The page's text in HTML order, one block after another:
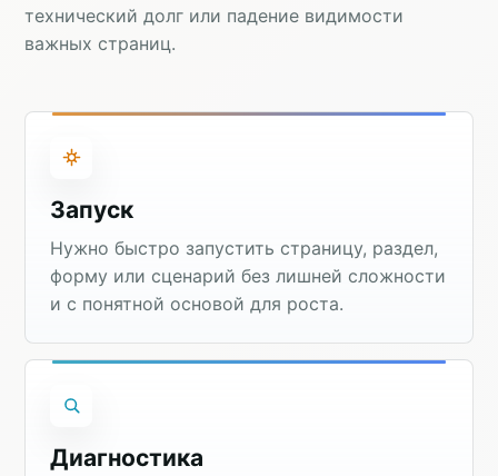
технический долг или падение видимости
важных страниц.
Запуск
Нужно быстро запустить страницу, раздел,
форму или сценарий без лишней сложности
и с понятной основой для роста.
Диагностика